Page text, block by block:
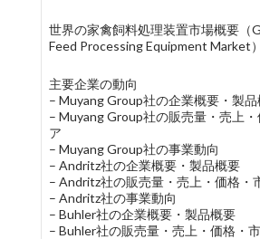
世界の家禽飼料処理装置市場概要（
Feed Processing Equipment Market）
主要企業の動向
– Muyang Group社の企業概要・製
– Muyang Group社の販売量・売上
ア
– Muyang Group社の事業動向
– Andritz社の企業概要・製品概要
– Andritz社の販売量・売上・価格・
– Andritz社の事業動向
– Buhler社の企業概要・製品概要
– Buhler社の販売量・売上・価格・